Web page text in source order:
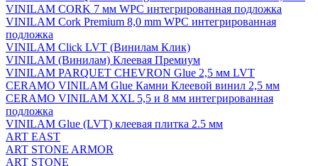
VINILAM CORK 7 мм WPC интегрированная подложка
VINILAM Cork Premium 8,0 mm WPC интегрированная
подложка
VINILAM Click LVT (Винилам Клик)
VINILAM (Винилам) Клеевая Премиум
VINILAM PARQUET CHEVRON Glue 2,5 мм LVT
CERAMO VINILAM Glue Камни Клеевой винил 2,5 мм
CERAMO VINILAM XXL 5,5 и 8 мм интегрированная
подложка
VINILAM Glue (LVT) клеевая плитка 2.5 мм
ART EAST
ART STONE ARMOR
ART STONE